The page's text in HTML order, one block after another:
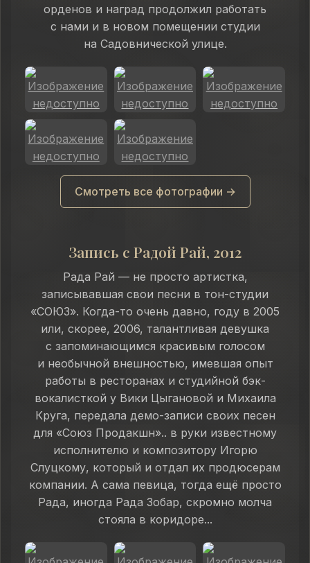
орденов и наград продолжил работать
с нами и в новом помещении студии
на Садовнической улице.
Смотреть все фотографии →
Запись с Радой Рай, 2012
Рада Рай — не просто артистка,
записывавшая свои песни в тон-студии
«СОЮЗ». Когда-то очень давно, году в 2005
или, скорее, 2006, талантливая девушка
с запоминающимся красивым голосом
и необычной внешностью, имевшая опыт
работы в ресторанах и студийной бэк-
вокалисткой у Вики Цыгановой и Михаила
Круга, передала демо-записи своих песен
для «Союз Продакшн».. в руки известному
исполнителю и композитору Игорю
Слуцкому, который и отдал их продюсерам
компании. А сама певица, тогда ещё просто
Рада, иногда Рада Зобар, скромно молча
стояла в коридоре...